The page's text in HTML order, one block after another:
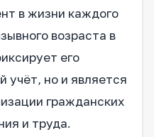
в жизни каждого
возраста в
его
учёт, но и является
гражданских
и труда.